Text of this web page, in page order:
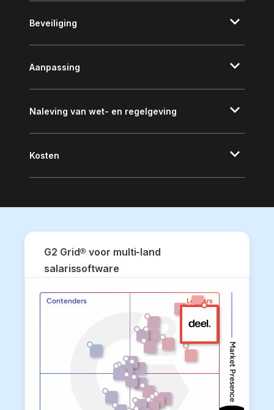
customer success
Beveiliging
Aanpassing
Naleving van wet- en regelgeving
Kosten
G2 Grid® voor multi-land
salarissoftware